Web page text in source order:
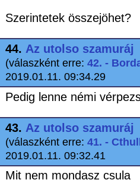
Szerintetek összejöhet?
44. Az utolso szamuráj
(válaszként erre: 42. -
2019.01.11. 09:34.29
Pedig lenne némi
43. Az utolso szamuráj
(válaszként erre: 41. -
2019.01.11. 09:32.41
Mit nem mondasz csula